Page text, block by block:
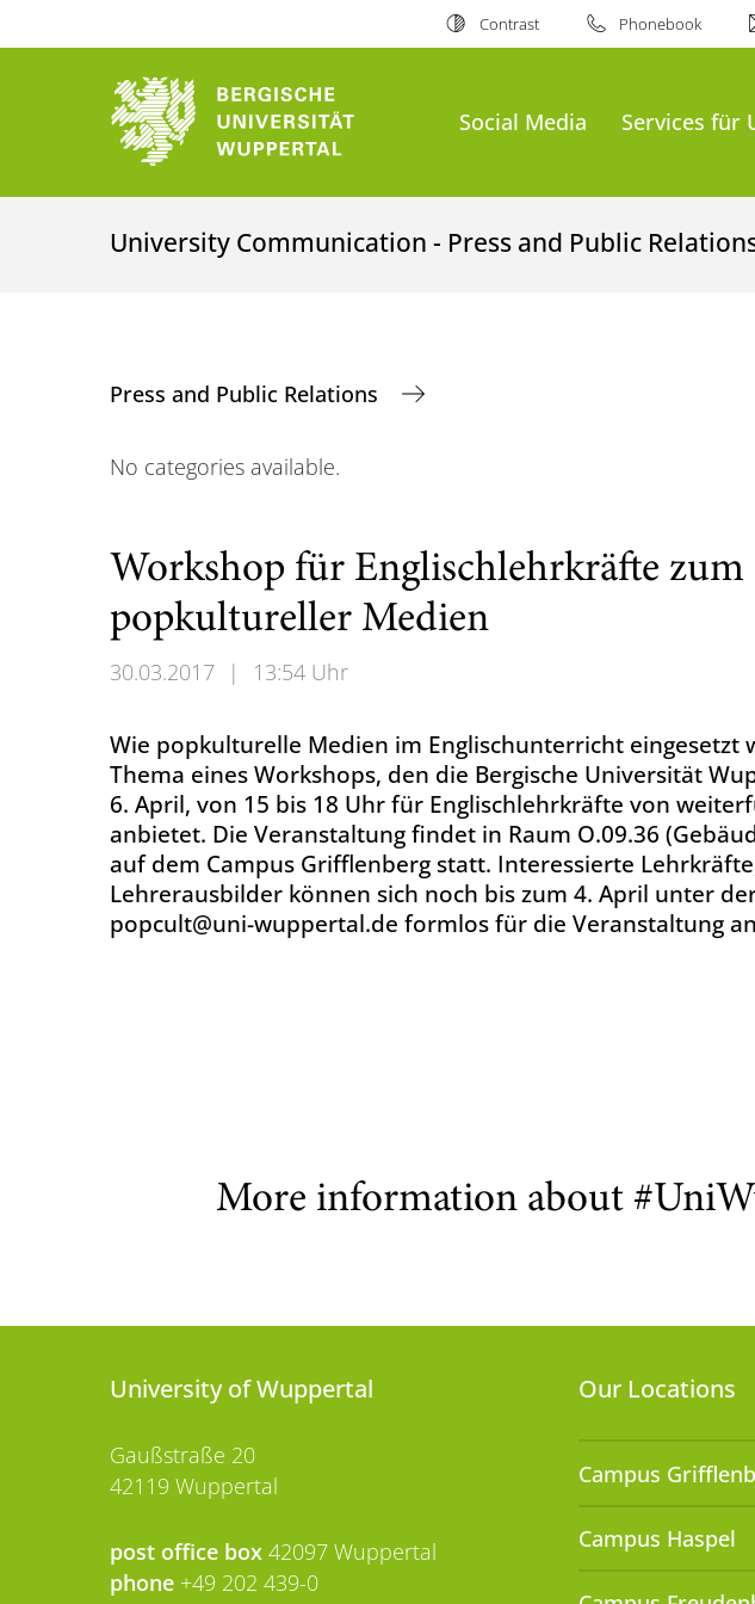
Contrast Phonebook
Social Media Services für
University Communication - Press and Public
Press and Public Relations
No categories available.
Workshop für Englischlehrkräfte zum
popkultureller Medien
30.03.2017 | 13:54 Uhr
Wie popkulturelle Medien im Englischunterricht eingesetzt
Thema eines Workshops, den die Bergische Universität
6. April, von 15 bis 18 Uhr für Englischlehrkräfte von
anbietet. Die Veranstaltung findet in Raum O.09.36
auf dem Campus Grifflenberg statt. Interessierte
Lehrerausbilder können sich noch bis zum 4. April unter
popcult@uni-wuppertal.de formlos für die Veranstaltung
More information about
University of Wuppertal
Gaußstraße 20
42119 Wuppertal
post office box 42097 Wuppertal
phone +49 202 439-0
Our Locations
Campus
Campus Haspel